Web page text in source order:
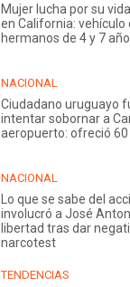
Mujer lucha por su
en California: vehículo
hermanos de 4 y 7
NACIONAL
Ciudadano uruguayo
intentar sobornar a
aeropuerto: ofreció 60
NACIONAL
Lo que se sabe del
involucró a José
libertad tras dar
narcotest
TENDENCIAS